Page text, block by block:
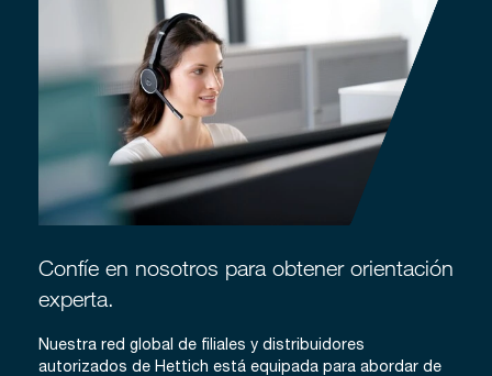
Confíe en nosotros para obtener orientación
experta.
Nuestra red global de filiales y distribuidores
autorizados de Hettich está equipada para abordar de